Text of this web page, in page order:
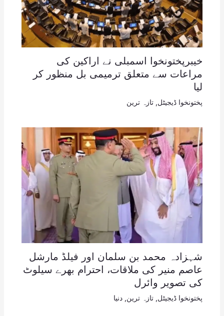
خیبرپختونخوا اسمبلی نے اراکین کی
مراعات سے متعلق ترمیمی بل منظور کر
لیا
پختونخوا ڈیجیٹل تازہ ترین
شہزادہ محمد بن سلمان اور فیلڈ مارشل
عاصم منیر کی ملاقات، احترام بھرے سیلوٹ
کی تصویر وائرل
پختونخوا ڈیجیٹل, تازہ ترین, دنیا